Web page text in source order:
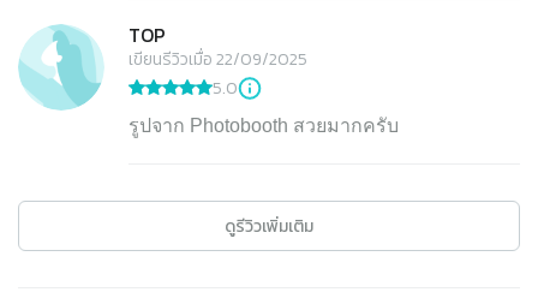
TOP
เขียนรีวิวเมื่อ 22/09/2025
5.0
รูปจาก Photobooth สวยมากครับ
ดูรีวิวเพิ่มเติม